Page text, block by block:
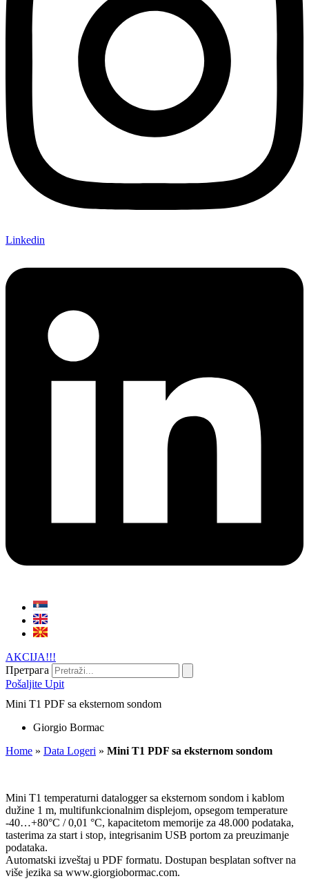
Linkedin
AKCIJA!!!
Претрага
Pošaljite Upit
Mini T1 PDF sa eksternom sondom
Giorgio Bormac
Home » Data Logeri » Mini T1 PDF sa eksternom sondom
Mini T1 temperaturni datalogger sa eksternom sondom i kablom
dužine 1 m, multifunkcionalnim displejom, opsegom temperature
-40…+80°C / 0,01 °C, kapacitetom memorije za 48.000 podataka,
tasterima za start i stop, integrisanim USB portom za preuzimanje
podataka.
Automatski izveštaj u PDF formatu. Dostupan besplatan softver na
više jezika sa www.giorgiobormac.com.